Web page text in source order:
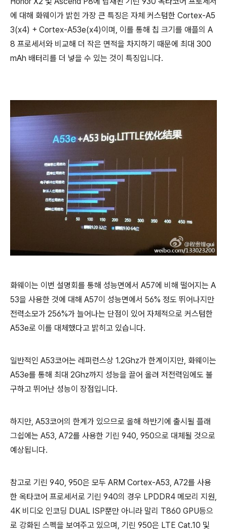
에 대해 화웨이가 밝힌 가장 큰 특징은 자체 커스텀한 Cortex-A5
3(x4) + Cortex-A53e(x4)이며, 이를 통해 칩 크기를 애플의 A
8 프로세서와 비교해 더 작은 면적을 차지하기 때문에 최대 300
mAh 배터리를 더 넣을 수 있는 것이 특징입니다.
화웨이는 이번 설명회를 통해 성능면에서 A57에 비해 떨어지는 A
53을 사용한 것에 대해 A57이 성능면에서 56% 정도 뛰어나지만
전력소모가 256%가 늘어나는 단점이 있어 자체적으로 커스텀한
A53e로 이를 대체했다고 밝히고 있습니다.
일반적인 A53코어는 레퍼런스상 1.2Ghz가 한계이지만, 화웨이는
A53e를 통해 최대 2Ghz까지 성능을 끌어 올려 저전력임에도 불
구하고 뛰어난 성능이 장점입니다.
하지만, A53코어의 한계가 있으므로 올해 하반기에 출시될 플래
그쉽에는 A53, A72를 사용한 기린 940, 950으로 대체될 것으로
예상됩니다.
참고로 기린 940, 950은 모두 ARM Cortex-A53, A72를 사용
한 옥타코어 프로세서로 기린 940의 경우 LPDDR4 메모리 지원,
4K 비디오 인코딩 DUAL ISP뿐만 아니라 말리 T860 GPU등으
로 강화된 스펙을 보여주고 있으며, 기린 950은 LTE Cat.10 및